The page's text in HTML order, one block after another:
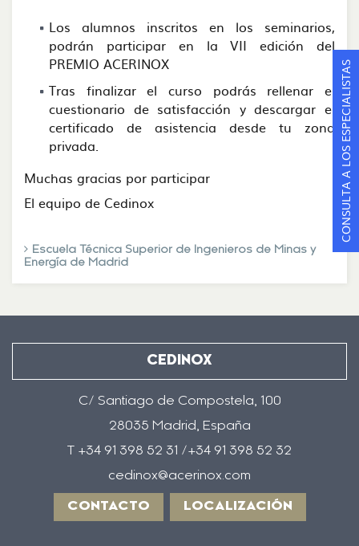
Los alumnos inscritos en los seminarios,
podrán participar en la VII edición del
PREMIO ACERINOX
Tras finalizar el curso podrás rellenar el
cuestionario de satisfacción y descargar el
certificado de asistencia desde tu zona
privada.
Muchas gracias por participar
El equipo de Cedinox
Escuela Técnica Superior de Ingenieros de Minas y
Energía de Madrid
CEDINOX
C/ Santiago de Compostela, 100
28035 Madrid, España
T +34 91 398 52 31 /+34 91 398 52 32
cedinox@acerinox.com
CONTACTO LOCALIZACIÓN
CONSULTA A LOS ESPECIALISTAS